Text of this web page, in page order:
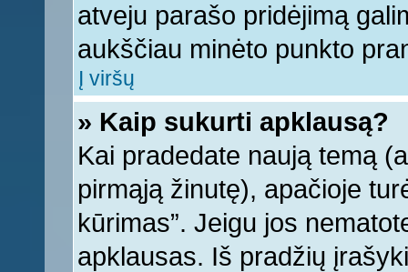
atveju parašo pridėjimą
aukščiau minėto punkto
Į viršų
» Kaip sukurti apklausą?
Kai pradedate naują temą
pirmąją žinutę), apačioje
kūrimas”. Jeigu jos
apklausas. Iš pradžių